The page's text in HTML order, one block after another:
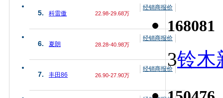
5. 科雷傲 22.98-29.68万
经销商报价
6. 夏朗 28.28-40.98万
经销商报价
7. 丰田86 26.90-27.90万
经销商报价
168081
3铃木